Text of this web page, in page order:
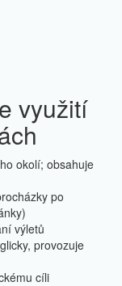
využití
okolí; obsahuje
po
výletů
provozuje
cíli